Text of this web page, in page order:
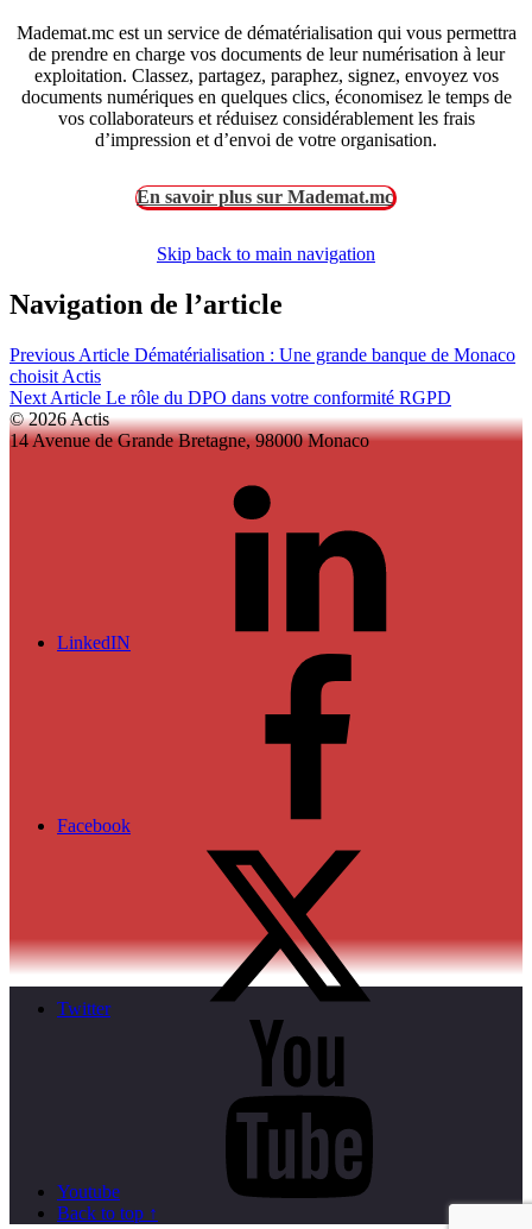
Mademat.mc est un service de dématérialisation qui vous permettra
de prendre en charge vos documents de leur numérisation à leur
exploitation. Classez, partagez, paraphez, signez, envoyez vos
documents numériques en quelques clics, économisez le temps de
vos collaborateurs et réduisez considérablement les frais
d’impression et d’envoi de votre organisation.
En savoir plus sur Mademat.mc
Skip back to main navigation
Navigation de l’article
Previous Article Dématérialisation : Une grande banque de Monaco
choisit Actis
Next Article Le rôle du DPO dans votre conformité RGPD
© 2026 Actis
14 Avenue de Grande Bretagne, 98000 Monaco
LinkedIN
Facebook
Twitter
Youtube
Back to top ↑